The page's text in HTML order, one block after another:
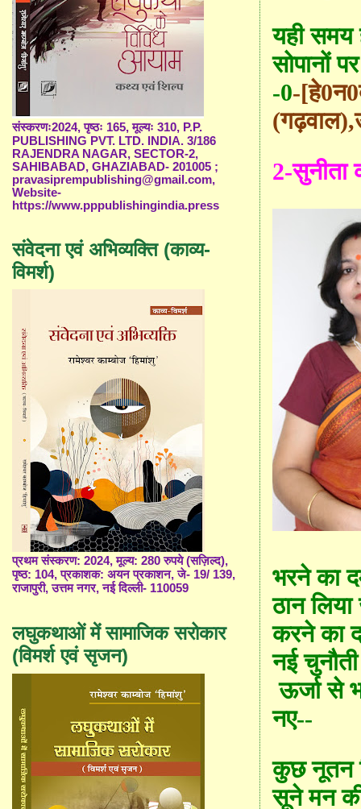
यही समय
सोपानों
-0-
(गढ़वाल),
2-सुनीता
भरने का
ठान
करने का
नई
ऊर्जा से
नए--
कुछ नूतन
सूने मन
संस्करणः2024, पृष्ठः 165, मूल्यः 310, P.P.
PUBLISHING PVT. LTD. INDIA. 3/186
RAJENDRA NAGAR, SECTOR-2,
SAHIBABAD, GHAZIABAD- 201005 ;
pravasiprempublishing@gmail.com,
Website-
https://www.pppublishingindia.press
संवेदना एवं अभिव्यक्ति (काव्य-
विमर्श)
प्रथम संस्करण: 2024, मूल्य: 280 रुपये (सज़िल्द),
पृष्ठ: 104, प्रकाशक: अयन प्रकाशन, जे- 19/ 139,
राजापुरी, उत्तम नगर, नई दिल्ली- 110059
लघुकथाओं में सामाजिक सरोकार
(विमर्श एवं सृजन)